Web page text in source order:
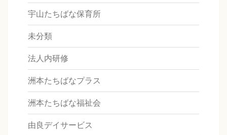
宇山たちばな保育所
未分類
法人内研修
洲本たちばなプラス
洲本たちばな福祉会
由良デイサービス